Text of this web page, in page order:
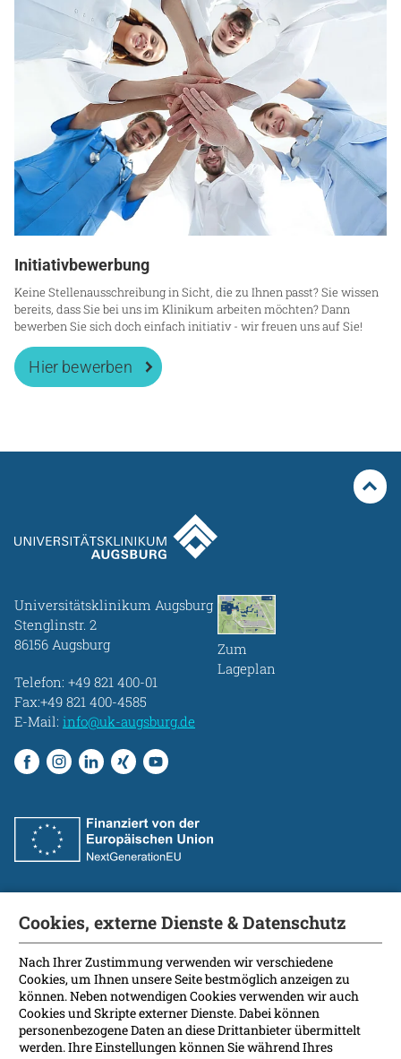
Initiativbewerbung
Keine Stellenausschreibung in Sicht, die zu Ihnen passt? Sie wissen
bereits, dass Sie bei uns im Klinikum arbeiten möchten? Dann
bewerben Sie sich doch einfach initiativ - wir freuen uns auf Sie!
Hier bewerben
Universitätsklinikum Augsburg
Stenglinstr. 2
86156 Augsburg
Telefon: +49 821 400-01
Fax:+49 821 400-4585
E-Mail: info@uk-augsburg.de
Zum
Lageplan
Fakultät
International Patients
Kontakt
Presse
Soziale Medien
Cookies, externe Dienste & Datenschutz
Nach Ihrer Zustimmung verwenden wir verschiedene
Cookies, um Ihnen unsere Seite bestmöglich anzeigen zu
können. Neben notwendigen Cookies verwenden wir auch
Cookies und Skripte externer Dienste. Dabei können
personenbezogene Daten an diese Drittanbieter übermittelt
werden. Ihre Einstellungen können Sie während Ihres